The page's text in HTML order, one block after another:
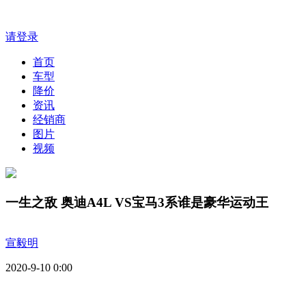
请登录
首页
车型
降价
资讯
经销商
图片
视频
一生之敌 奥迪A4L VS宝马3系谁是豪华运动王
宣毅明
2020-9-10 0:00